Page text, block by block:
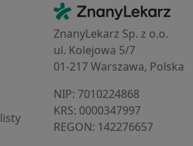
Kontakt
ZnanyLekarz - Strona główna
ZnanyLekarz Sp. z o.o.
ul. Kolejowa 5/7
01-217 Warszawa, Polska
NIP: ⁠7010224868
KRS: ⁠0000347997
REGON: ⁠142276657